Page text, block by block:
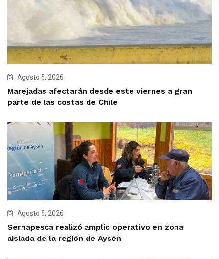
Agosto 5, 2026
Marejadas afectarán desde este viernes a gran
parte de las costas de Chile
Agosto 5, 2026
Sernapesca realizó amplio operativo en zona
aislada de la región de Aysén